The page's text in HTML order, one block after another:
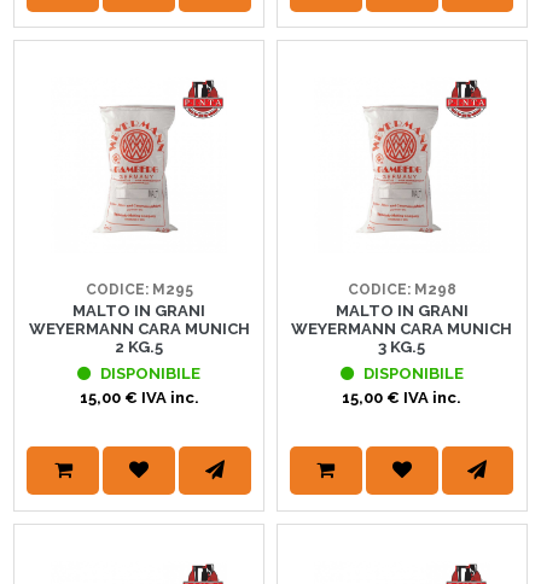
CODICE: M295
MALTO IN GRANI
WEYERMANN CARA MUNICH
2 KG.5
DISPONIBILE
15,00 € IVA inc.
CODICE: M298
MALTO IN GRANI
WEYERMANN CARA MUNICH
3 KG.5
DISPONIBILE
15,00 € IVA inc.